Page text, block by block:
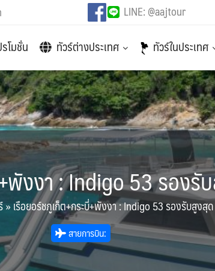
LINE: @aajtour
โมชั่น ทัวร์ต่างประเทศ ทัวร์ในประเทศ
พังงา : Indigo 53 รอง
»เรือยอร์ชภูเก็ต+กระบี่+พังงา : Indigo 53 รองรับสูงสุ
สายการบิน: